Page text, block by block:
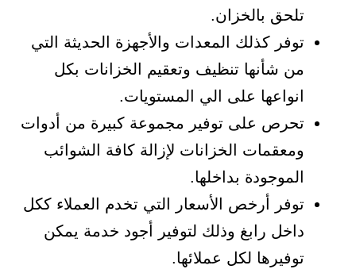
تلحق بالخزان.
توفر كذلك المعدات والأجهزة الحديثة التي
من شأنها تنظيف وتعقيم الخزانات بكل
انواعها على الي المستويات.
تحرص على توفير مجموعة كبيرة من أدوات
ومعقمات الخزانات لإزالة كافة الشوائب
الموجودة بداخلها.
توفر أرخص الأسعار التي تخدم العملاء ككل
داخل رابغ وذلك لتوفير أجود خدمة يمكن
توفيرها لكل عملائها.